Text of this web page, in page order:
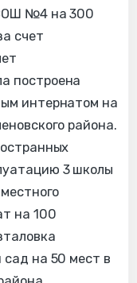
№4 на 300
счет
построена
интернатом на
района.
3 школы
на 100
сад на 50 мест в